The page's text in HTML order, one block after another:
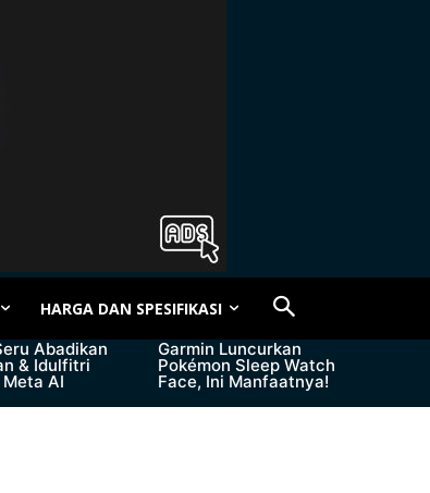
HARGA DAN SPESIFIKASI
Abadikan
& Idulfitri
AI
Garmin Luncurkan
Pokémon Sleep Watch
Face, Ini Manfaatnya!